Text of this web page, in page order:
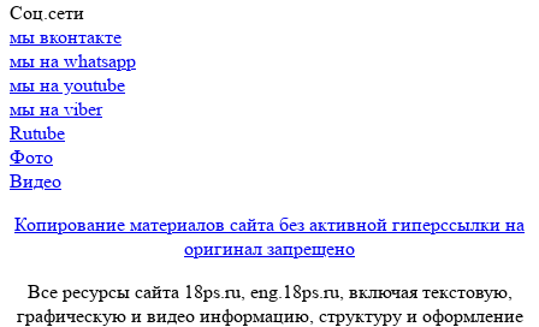
Соц.сети
мы вконтакте
мы на whatsapp
мы на youtube
мы на viber
Rutube
Фото
Видео
Копирование материалов сайта без активной гиперссылки на
оригинал запрещено
Все ресурсы сайта 18ps.ru, eng.18ps.ru, включая текстовую,
графическую и видео информацию, структуру и оформление